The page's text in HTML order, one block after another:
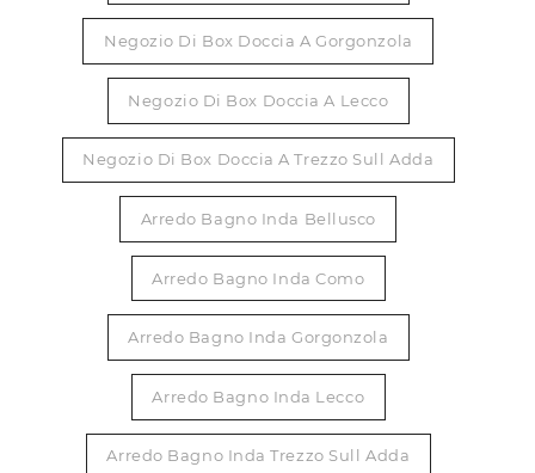
Negozio Di Box Doccia A Gorgonzola
Negozio Di Box Doccia A Lecco
Negozio Di Box Doccia A Trezzo Sull Adda
Arredo Bagno Inda Bellusco
Arredo Bagno Inda Como
Arredo Bagno Inda Gorgonzola
Arredo Bagno Inda Lecco
Arredo Bagno Inda Trezzo Sull Adda